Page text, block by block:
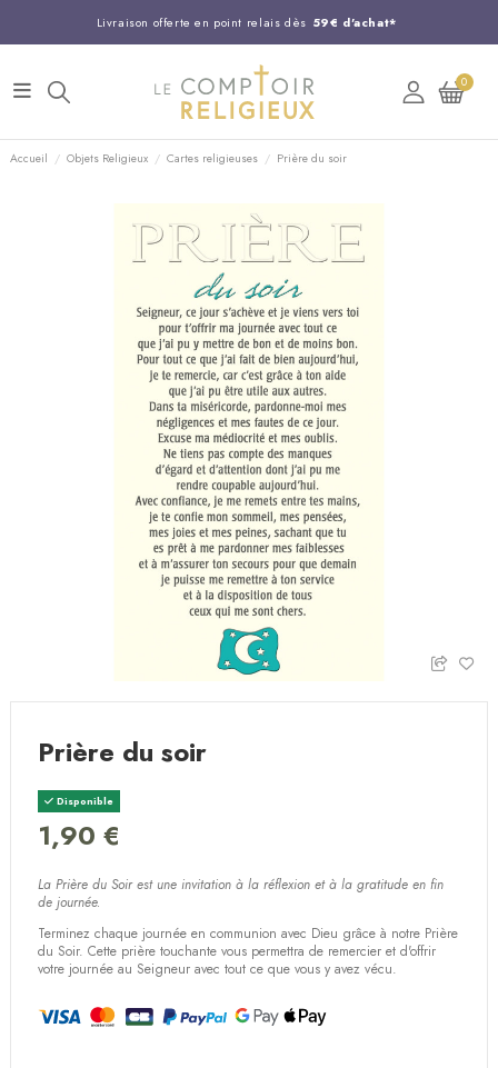
Livraison offerte en point relais dès 59€ d'achat*
Entreprise Française familiale
Support client disponible au 03 20 24 74 15
Commandez avant 14H, expédition le jour même !
0
Accueil Objets Religieux Cartes religieuses Prière du soir
Prière du soir
Disponible
1,90 €
La Prière du Soir est une invitation à la réflexion et à la gratitude en fin
de journée.
Terminez chaque journée en communion avec Dieu grâce à notre Prière
du Soir. Cette prière touchante vous permettra de remercier et d'offrir
votre journée au Seigneur avec tout ce que vous y avez vécu.